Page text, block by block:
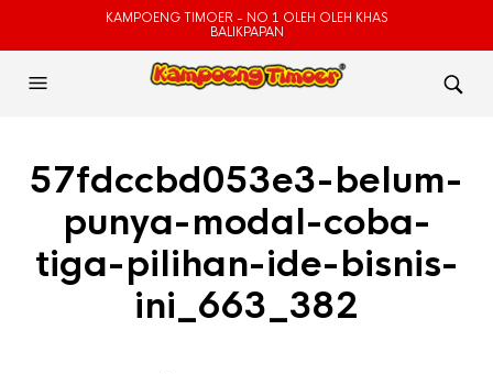
KAMPOENG TIMOER - NO 1 OLEH OLEH KHAS
BALIKPAPAN
57fdccbd053e3-belum-
punya-modal-coba-
tiga-pilihan-ide-bisnis-
ini_663_382